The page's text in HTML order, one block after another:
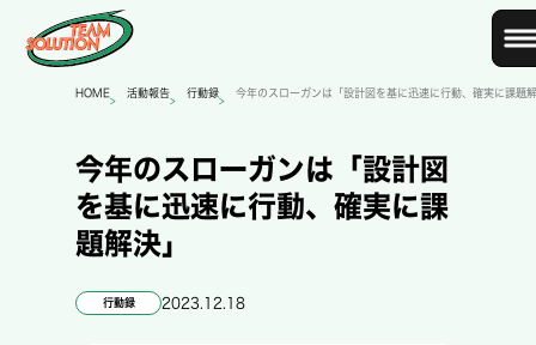
HOME
>
活動報告
>
行動録
>
今年のスローガンは「設計図を基に迅速に行動、確実に課題
今年のスローガンは「設計図
を基に迅速に行動、確実に課
題解決」
行動録 2023.12.18